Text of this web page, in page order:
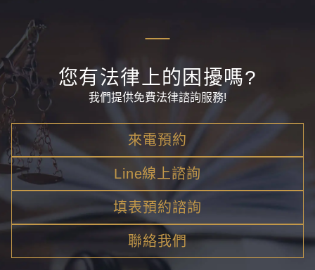
您有法律上的困擾嗎?
我們提供免費法律諮詢服務!
來電預約
Line線上諮詢
填表預約諮詢
聯絡我們